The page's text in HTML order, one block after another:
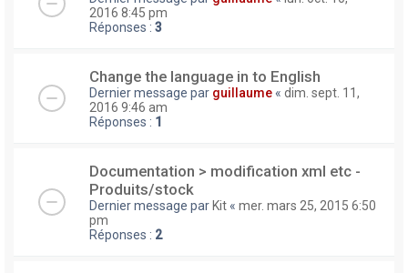
2016 8:45 pm
Réponses : 3
Change the language in to English
Dernier message par guillaume « dim. sept. 11,
2016 9:46 am
Réponses : 1
Documentation > modification xml etc -
Produits/stock
Dernier message parKit « mer. mars 25, 2015 6:50
pm
Réponses : 2